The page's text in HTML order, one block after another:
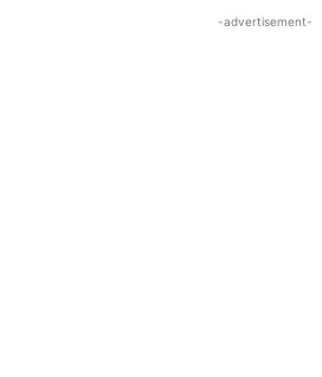
-advertisement-